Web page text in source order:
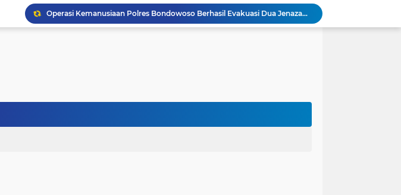
Operasi Kemanusiaan Polres Bondowoso Berhasil Evakuasi Dua Jenazah di Gunung Piramid
Kapolresta Malang Kota Cek Dua SPPG Polri, Pastikan Standar Pemenuhan Gizi dan Pengelolaan Limbah Berjalan Optimal
Polres Jombang Perkuat Kolaborasi Hadapi Kekeringan dan Karhutla